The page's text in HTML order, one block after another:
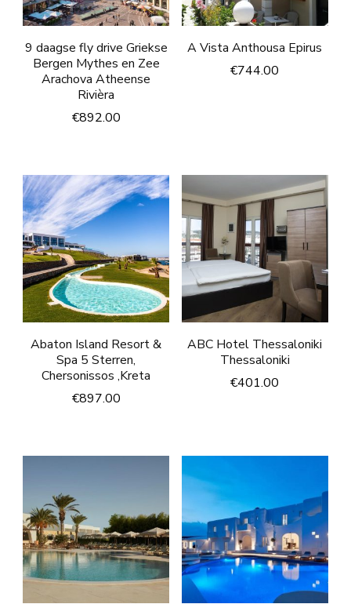
9 daagse fly drive Griekse
Bergen Mythes en Zee
Arachova Atheense
Rivièra
€892.00
A Vista Anthousa Epirus
€744.00
Abaton Island Resort &
Spa 5 Sterren,
Chersonissos ,Kreta
€897.00
ABC Hotel Thessaloniki
Thessaloniki
€401.00